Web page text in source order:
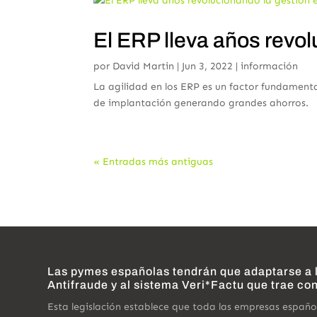
El ERP lleva años
por David Martin | Jun 3, 2022 | información
La agilidad en los ERP es un factor
de implantación generando grandes ahorros.
« Entradas más antiguas
Las pymes españolas tendrán que adaptarse
Antifraude y al sistema Veri*Factu que trae
Esta legislación establece que toda las empresas